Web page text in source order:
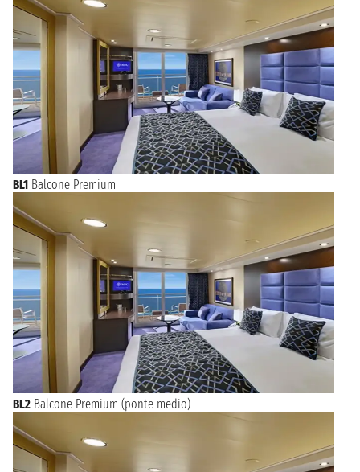
BL1 Balcone Premium
BL2 Balcone Premium (ponte medio)